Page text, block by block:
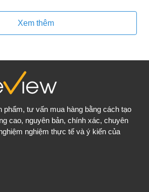
Xem thêm
phẩm, tư vấn mua hàng bằng cách tạo
cao, nguyên bản, chính xác, chuyên
nghiệm thực tế và ý kiến của